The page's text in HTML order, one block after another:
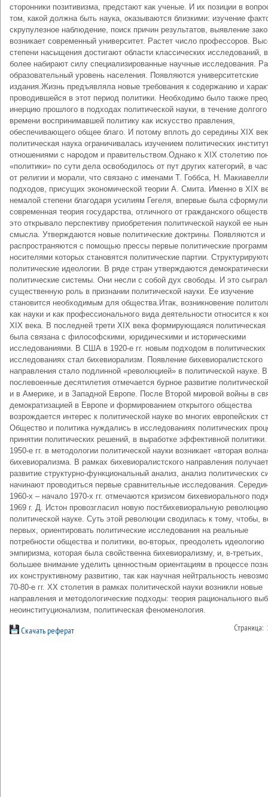
сторонники позитивизма, предстают как ученые. И их позиции в
том, какой должна быть наука, оказываются близкими: изучение
скрупулезное наблюдение, поиск причин результатов, выявление
возникает современный университет. Растет число профессоров.
степени насыщения достигают области классических исследований,
более набирают силу специализированные научные исследования.
образовательный уровень населения. Появляются университетские
издания.Жизнь предъявляла новые требования к содержанию и
проводившейся в этот период политики. Необходимо было также
инерцию прошлого в подходах политической науки, в течение долгого
времени воспринимавшей политику как искусство правления,
обеспечивающего общее благо. И потому вплоть до середины XIX
политическая наука ограничивалась изучением политических
отношениями с народом и правительством.Однако к XIX столетию
«политики» по сути дела освободилось от пут других категорий, в
от религии и морали, что связано с именами Т. Гоббса, Н.
подходов, присущих экономической теории А. Смита. Именно в XIX
немалой степени благодаря усилиям Гегеля, впервые была
современная теория государства, отличного от гражданского
это открывало перспективу приобретения политической наукой ее
смысла. Утверждаются новые политические доктрины. Появляются и
распространяются с помощью прессы первые политические
носителями которых становятся политические партии.
политические идеологии. В ряде стран утверждаются
политические системы. Они несли с собой дух свободы. И это
существенную роль в признании политической науки. Ее изучение
становится необходимым для общества.Итак, возникновение
как науки и как профессионального вида деятельности относится к
XIX века. В последней трети XIX века формирующаяся политическая
была связана с философскими, юридическими и историческими
исследованиями. В США в 1920-е гг. новым подходом в политических
исследованиях стал бихевиорализм. Появление бихевиоралистского
направления стало подлинной «революцией» в политической науке. В
послевоенные десятилетия отмечается бурное развитие
и в Америке, и в Западной Европе. После Второй мировой войны в
демократизацией в Европе и формированием открытого общества
возрождается интерес к политической науке во многих европейских
Общество и политика нуждались в исследованиях политических
принятии политических решений, в выработке эффективной
1950-е гг. в методологии политической науки возникает «вторая
бихевиорализма. В рамках бихевиоралистского направления получает
развитие структурно-функциональный анализ, анализ политических
начинают проводиться первые сравнительные исследования.
1960-х – начало 1970-х гг. отмечаются кризисом бихевиорального
1969 г. Д. Истон провозгласил новую постбихевиоральную
политической науке. Суть этой революции сводилась к тому, чтобы,
первых, ориентировать политические исследования на реальные
потребности общества и политики, во-вторых, преодолеть идеологию
эмпиризма, которая была свойственна бихевиорализму, и, в-третьих,
большее внимание уделить ценностным ориентациям в процессе
их конструктивному развитию, так как научная нейтральность
70-80-е гг. ХХ столетия в рамках политической науки возникли новые
направления и методологические подходы: теория рационального
неоинституционализм, политическая феноменология.
Скачать реферат